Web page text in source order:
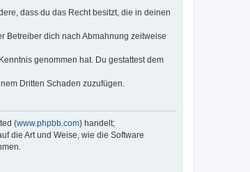
dass du das Recht besitzt, die in deinen
Betreiber dich nach Abmahnung zeitweise
genommen hat. Du gestattest dem
Dritten Schaden zuzufügen.
(www.phpbb.com) handelt;
die Art und Weise, wie die Software